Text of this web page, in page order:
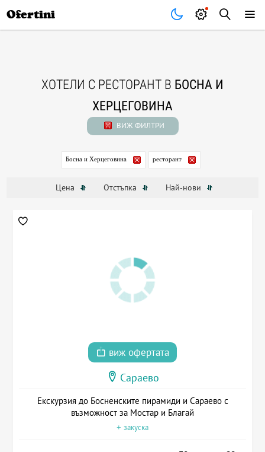
Ofertini
ХОТЕЛИ С РЕСТОРАНТ В БОСНА И
ХЕРЦЕГОВИНА
ВИЖ ФИЛТРИ
Босна и Херцеговина ресторант
Цена Отстъпка Най-нови
виж офертата
Сараево
Екскурзия до Босненските пирамиди и Сараево с
възможност за Мостар и Благай
+ закуска